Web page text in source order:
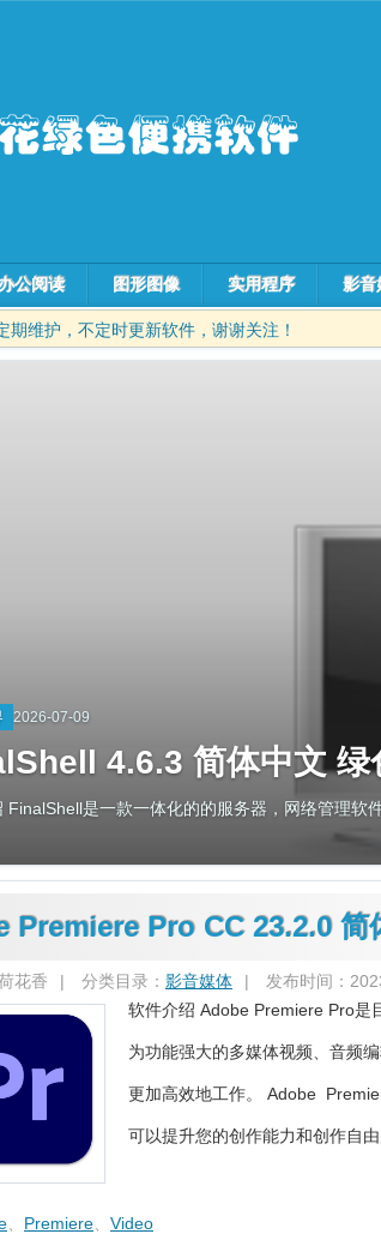
办公阅读 图形图像 实用程序 影音
期维护，不定时更新软件，谢谢关注！
2026-07-08
9.7.1 简体中文
SecureCRT是一款支持SSH（SSH1和SSH2）的...
Premiere Pro CC 23.2.0 简
花香 | 分类目录： 影音媒体 | 发布时间：
软件介绍 Adobe Premiere Pro是
为功能强大的多媒体视频、音频
更加高效地工作。 Adobe
可以提升您的创作能力和创作自
Premiere Video